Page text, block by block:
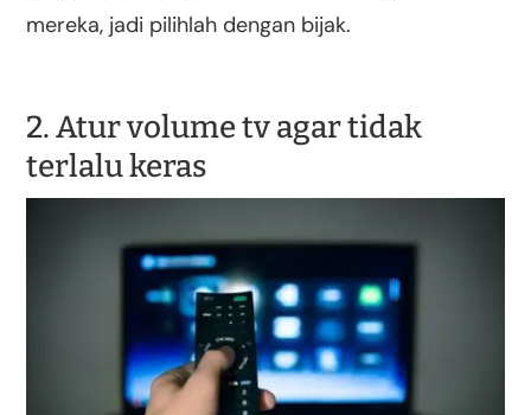
mereka, jadi pilihlah dengan bijak.
2. Atur volume tv agar tidak
terlalu keras